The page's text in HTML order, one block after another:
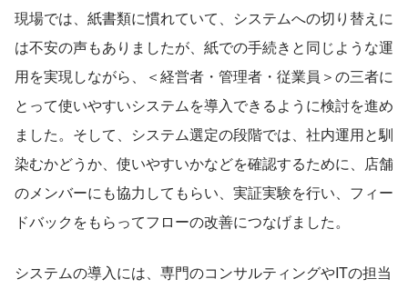
現場では、紙書類に慣れていて、システムへの切り替えに
は不安の声もありましたが、紙での手続きと同じような運
用を実現しながら、＜経営者・管理者・従業員＞の三者に
とって使いやすいシステムを導入できるように検討を進め
ました。そして、システム選定の段階では、社内運用と馴
染むかどうか、使いやすいかなどを確認するために、店舗
のメンバーにも協力してもらい、実証実験を行い、フィー
ドバックをもらってフローの改善につなげました。
システムの導入には、専門のコンサルティングやITの担当